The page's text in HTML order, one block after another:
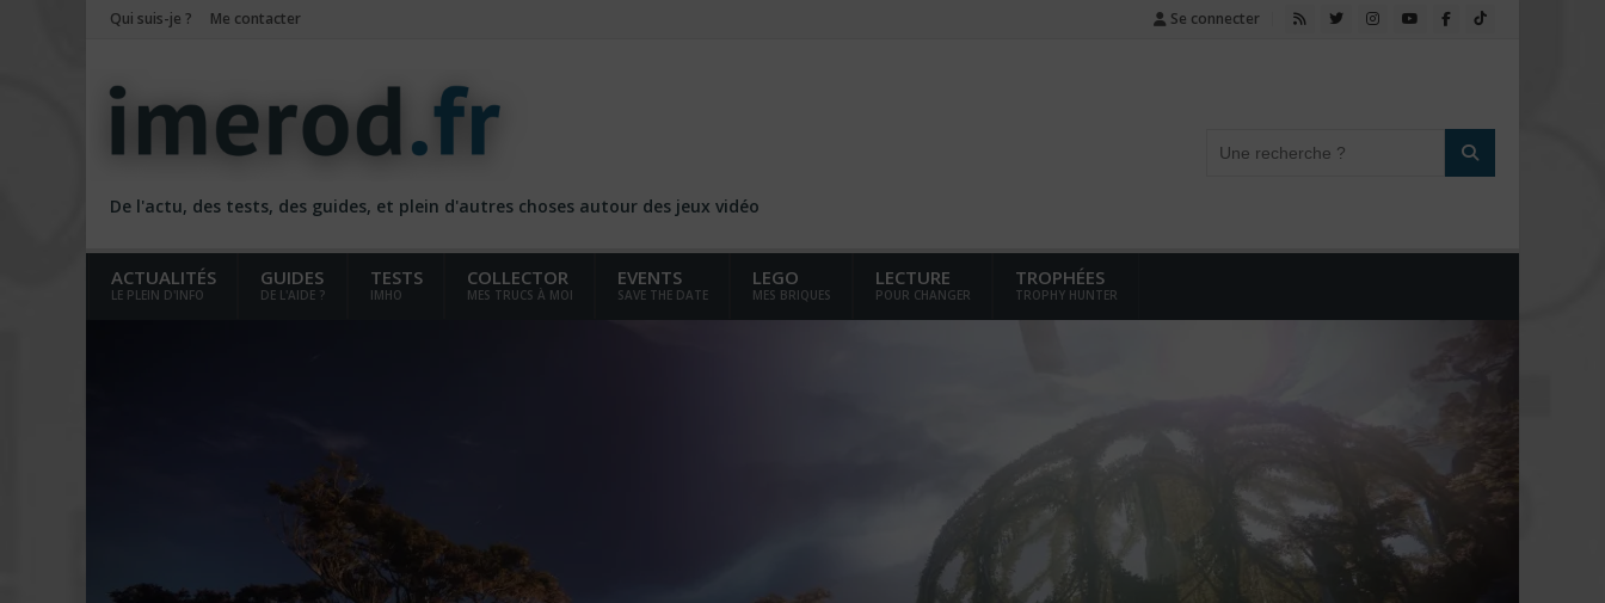
Qui suis-je ? Me contacter Se connecter
De l'actu, des tests, des guides, et plein d'autres choses autour des jeux vidéo
ACTUALITÉS
LE PLEIN D'INFO
GUIDES
DE L'AIDE ?
TESTS
IMHO
COLLECTOR
MES TRUCS À MOI
EVENTS
SAVE THE DATE
LEGO
MES BRIQUES
LECTURE
POUR CHANGER
TROPHÉES
TROPHY HUNTER